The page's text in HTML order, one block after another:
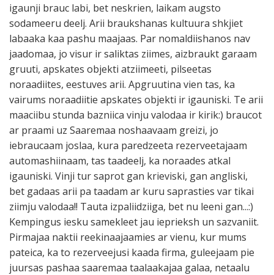
igaunji brauc labi, bet neskrien, laikam augsto
sodameeru deelj. Arii braukshanas kultuura shkjiet
labaaka kaa pashu maajaas. Par nomaldiishanos nav
jaadomaa, jo visur ir saliktas ziimes, aizbraukt garaam
gruuti, apskates objekti atziimeeti, pilseetas
noraadiites, eestuves arii. Apgruutina vien tas, ka
vairums noraadiitie apskates objekti ir igauniski. Te arii
maaciibu stunda bazniica vinju valodaa ir kirik:) braucot
ar praami uz Saaremaa noshaavaam greizi, jo
iebraucaam joslaa, kura paredzeeta rezerveetajaam
automashiinaam, tas taadeelj, ka noraades atkal
igauniski. Vinji tur saprot gan krieviski, gan angliski,
bet gadaas arii pa taadam ar kuru saprasties var tikai
ziimju valodaa!! Tauta izpaliidziiga, bet nu leeni gan...:)
Kempingus iesku samekleet jau ieprieksh un sazvaniit.
Pirmajaa naktii reekinaajaamies ar vienu, kur mums
pateica, ka to rezerveejusi kaada firma, guleejaam pie
juursas pashaa saaremaa taalaakajaa galaa, netaalu